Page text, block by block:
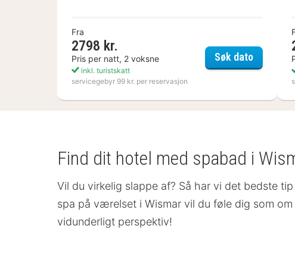
Fra
2798 kr.
Pris per natt, 2 voksne
inkl. turistskatt
servicegebyr 99 kr. per reservasjon
Søk datoNynäs
Find dit hotel med spabad i
Vil du virkelig slappe af? Så har vi det bedste
spa på værelset i Wismar vil du føle dig som
vidunderligt perspektiv!